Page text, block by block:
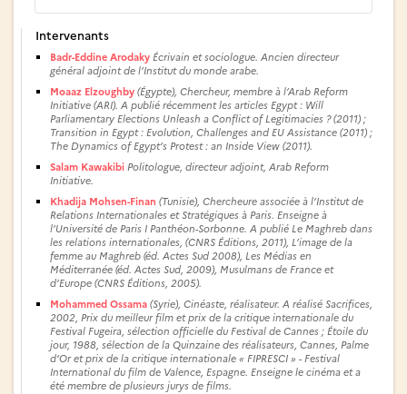
Intervenants
Badr-Eddine Arodaky Écrivain et sociologue. Ancien directeur
général adjoint de l’Institut du monde arabe.
Moaaz Elzoughby (Égypte), Chercheur, membre à l’Arab Reform
Initiative (ARI). A publié récemment les articles Egypt : Will
Parliamentary Elections Unleash a Conflict of Legitimacies ? (2011) ;
Transition in Egypt : Evolution, Challenges and EU Assistance (2011) ;
The Dynamics of Egypt’s Protest : an Inside View (2011).
Salam Kawakibi Politologue, directeur adjoint, Arab Reform
Initiative.
Khadija Mohsen-Finan (Tunisie), Chercheure associée à l’Institut de
Relations Internationales et Stratégiques à Paris. Enseigne à
l’Université de Paris I Panthéon-Sorbonne. A publié Le Maghreb dans
les relations internationales, (CNRS Éditions, 2011), L’image de la
femme au Maghreb (éd. Actes Sud 2008), Les Médias en
Méditerranée (éd. Actes Sud, 2009), Musulmans de France et
d’Europe (CNRS Éditions, 2005).
Mohammed Ossama (Syrie), Cinéaste, réalisateur. A réalisé Sacrifices,
2002, Prix du meilleur film et prix de la critique internationale du
Festival Fugeira, sélection officielle du Festival de Cannes ; Étoile du
jour, 1988, sélection de la Quinzaine des réalisateurs, Cannes, Palme
d’Or et prix de la critique internationale « FIPRESCI » - Festival
International du film de Valence, Espagne. Enseigne le cinéma et a
été membre de plusieurs jurys de films.